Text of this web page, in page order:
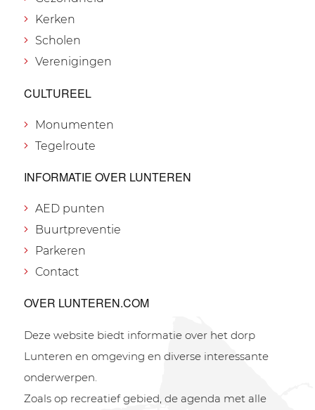
Kerken
Scholen
Verenigingen
CULTUREEL
Monumenten
Tegelroute
INFORMATIE OVER LUNTEREN
AED punten
Buurtpreventie
Parkeren
Contact
OVER LUNTEREN.COM
Deze website biedt informatie over het dorp
Lunteren en omgeving en diverse interessante
onderwerpen.
Zoals op recreatief gebied, de agenda met alle